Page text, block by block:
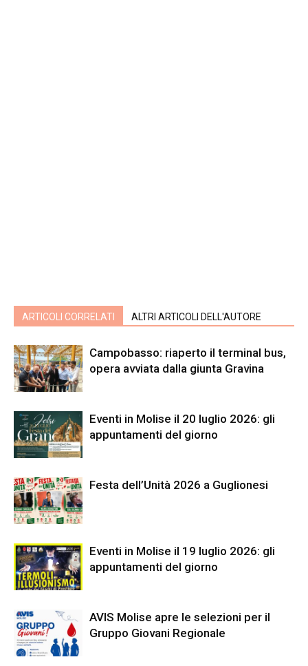
ARTICOLI CORRELATI ALTRI ARTICOLI DELL'AUTORE
Campobasso: riaperto il terminal bus,
opera avviata dalla giunta Gravina
Eventi in Molise il 20 luglio 2026: gli
appuntamenti del giorno
Festa dell’Unità 2026 a Guglionesi
Eventi in Molise il 19 luglio 2026: gli
appuntamenti del giorno
AVIS Molise apre le selezioni per il
Gruppo Giovani Regionale